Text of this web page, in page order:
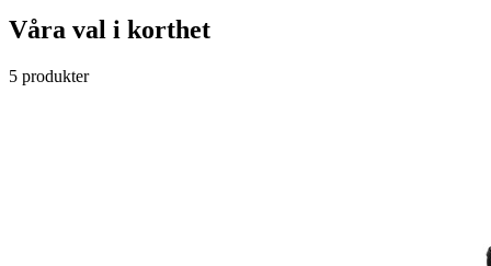
Våra val i korthet
5 produkter